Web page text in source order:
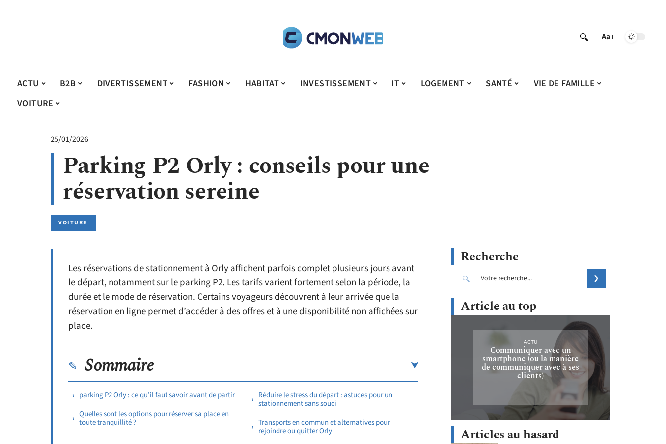
Aa
ACTU B2B DIVERTISSEMENT FASHION HABITAT INVESTISSEMENT IT LOGEMENT SANTÉ
VIE DE FAMILLE
VOITURE
25/01/2026
Parking P2 Orly : conseils pour une
réservation sereine
VOITURE
Les réservations de stationnement à Orly affichent parfois complet plusieurs jours avant
le départ, notamment sur le parking P2. Les tarifs varient fortement selon la période, la
durée et le mode de réservation. Certains voyageurs découvrent à leur arrivée que la
réservation en ligne permet d’accéder à des offres et à une disponibilité non affichées sur
place.
Sommaire
parking P2 Orly : ce qu’il faut savoir avant de partir
Quelles sont les options pour réserver sa place en
toute tranquillité ?
Réduire le stress du départ : astuces pour un
stationnement sans souci
Transports en commun et alternatives pour
rejoindre ou quitter Orly
Recherche
Article au top
ACTU
Communiquer avec un
smartphone (ou la manière
de communiquer avec à ses
clients)
Articles au hasard